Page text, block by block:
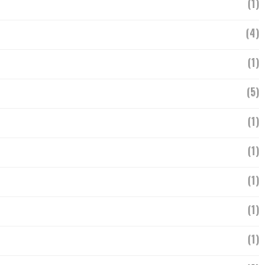
(1)
(4)
(1)
(5)
(1)
(1)
(1)
(1)
(1)